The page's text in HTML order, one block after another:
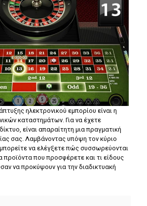
ηλεκτρονικού εμπορίου είναι η
καταστημάτων. Για να έχετε
είναι απαραίτητη μια πραγματική
σας. Λαμβάνοντας υπόψη τον κύριο
να ελέγξετε πώς συσσωρεύονται
προϊόντα που προσφέρετε και τι είδους
να προκύψουν για την διαδικτυακή